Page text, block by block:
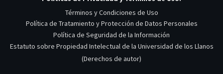
Términos y Condiciones de Uso
Política de Tratamiento y Protección de Datos Personales
Política de Seguridad de la Información
Estatuto sobre Propiedad Intelectual de la Universidad de los Llanos
(Derechos de autor)